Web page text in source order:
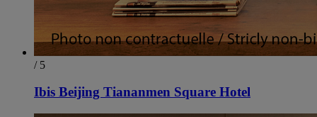
/ 5
Ibis Beijing Tiananmen Square Hotel